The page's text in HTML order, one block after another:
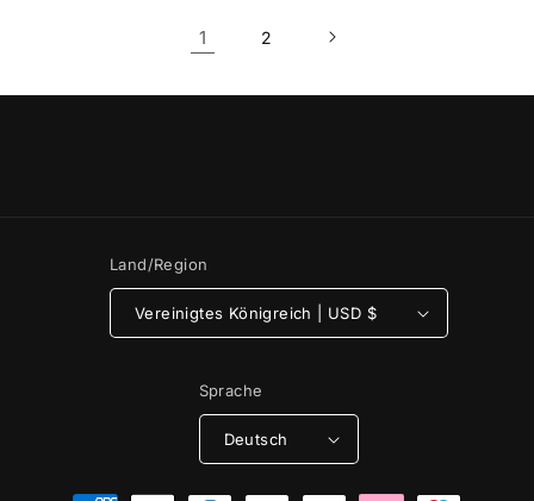
1 2
Land/Region
Vereinigtes Königreich | USD $
Sprache
Deutsch